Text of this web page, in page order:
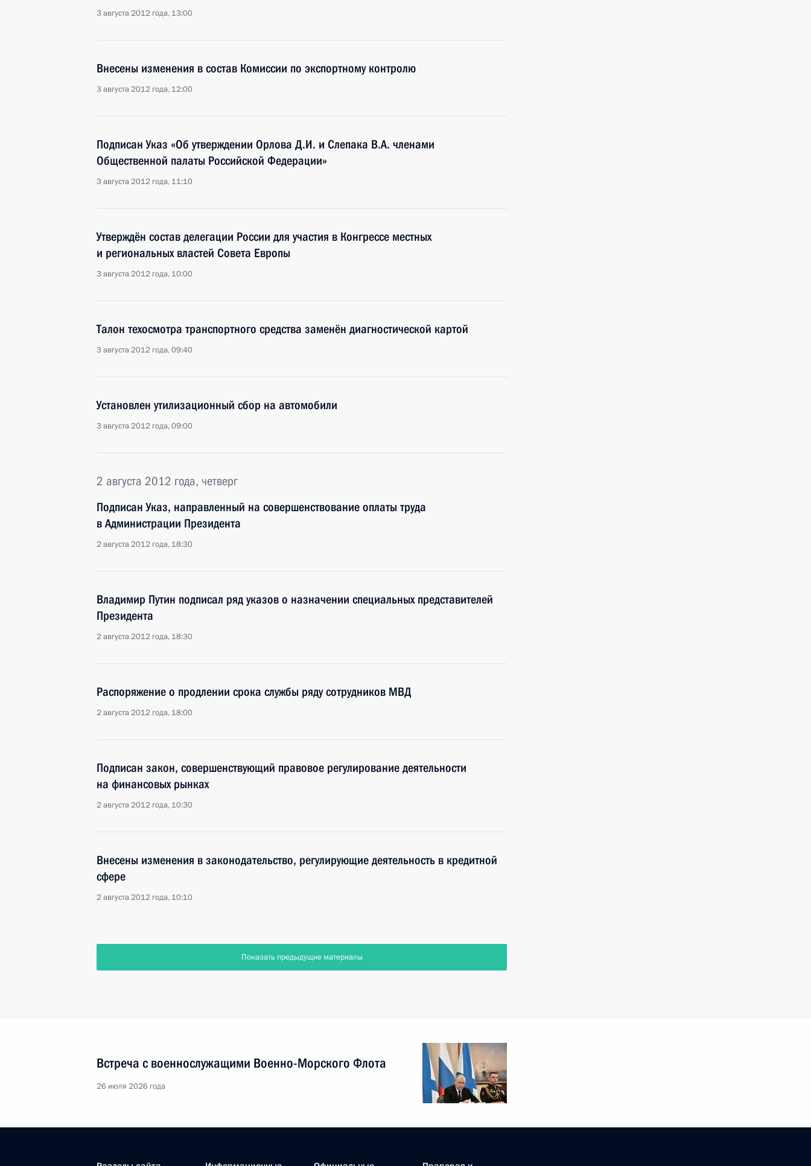
3 августа 2012 года, 13:00
Внесены изменения в состав Комиссии по экспортному контролю
3 августа 2012 года, 12:00
Подписан Указ «Об утверждении Орлова Д.И. и Слепака В.А. членами
Общественной палаты Российской Федерации»
3 августа 2012 года, 11:10
Утверждён состав делегации России для участия в Конгрессе местных
и региональных властей Совета Европы
3 августа 2012 года, 10:00
Талон техосмотра транспортного средства заменён диагностической картой
3 августа 2012 года, 09:40
Установлен утилизационный сбор на автомобили
3 августа 2012 года, 09:00
2 августа 2012 года, четверг
Подписан Указ, направленный на совершенствование оплаты труда
в Администрации Президента
2 августа 2012 года, 18:30
Владимир Путин подписал ряд указов о назначении специальных представителей
Президента
2 августа 2012 года, 18:30
Распоряжение о продлении срока службы ряду сотрудников МВД
2 августа 2012 года, 18:00
Подписан закон, совершенствующий правовое регулирование деятельности
на финансовых рынках
2 августа 2012 года, 10:30
Внесены изменения в законодательство, регулирующие деятельность в кредитной
сфере
2 августа 2012 года, 10:10
Показать предыдущие материалы
Встреча с военнослужащими Военно-Морского Флота
26 июля 2026 года